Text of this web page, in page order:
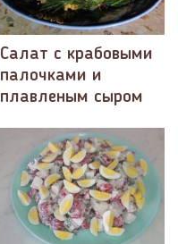
Салат с крабовыми
палочками и
плавленым сыром